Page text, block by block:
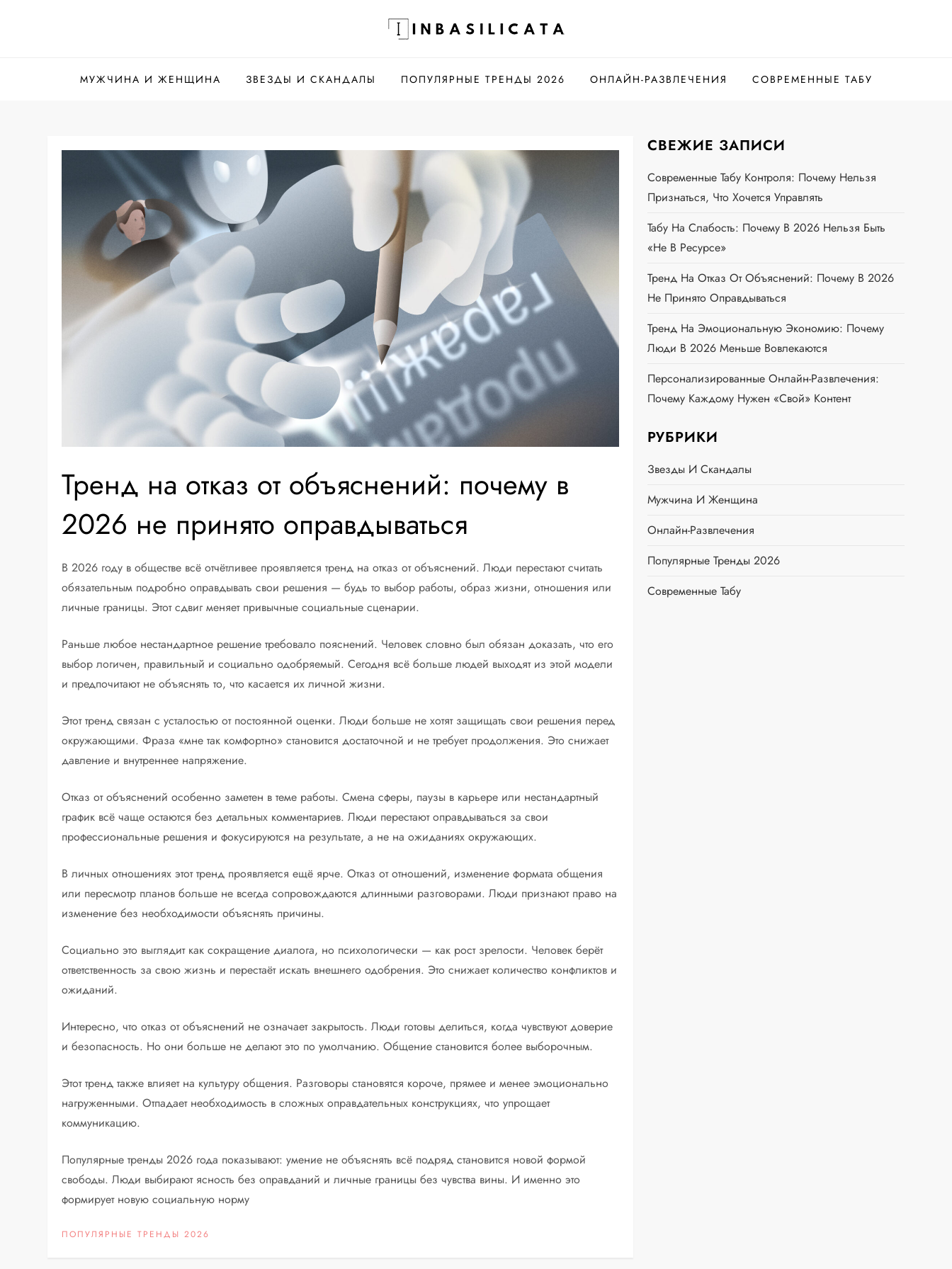
МУЖЧИНА И ЖЕНЩИНА ЗВЕЗДЫ И СКАНДАЛЫ ПОПУЛЯРНЫЕ ТРЕНДЫ 2026 ОНЛАЙН-РАЗВЛЕЧЕНИЯ СОВРЕМЕННЫЕ ТАБУ
Тренд на отказ от объяснений: почему в
2026 не принято оправдываться
В 2026 году в обществе всё отчётливее проявляется тренд на отказ от объяснений. Люди перестают считать
обязательным подробно оправдывать свои решения — будь то выбор работы, образ жизни, отношения или
личные границы. Этот сдвиг меняет привычные социальные сценарии.
Раньше любое нестандартное решение требовало пояснений. Человек словно был обязан доказать, что его
выбор логичен, правильный и социально одобряемый. Сегодня всё больше людей выходят из этой модели
и предпочитают не объяснять то, что касается их личной жизни.
Этот тренд связан с усталостью от постоянной оценки. Люди больше не хотят защищать свои решения перед
окружающими. Фраза «мне так комфортно» становится достаточной и не требует продолжения. Это снижает
давление и внутреннее напряжение.
Отказ от объяснений особенно заметен в теме работы. Смена сферы, паузы в карьере или нестандартный
график всё чаще остаются без детальных комментариев. Люди перестают оправдываться за свои
профессиональные решения и фокусируются на результате, а не на ожиданиях окружающих.
В личных отношениях этот тренд проявляется ещё ярче. Отказ от отношений, изменение формата общения
или пересмотр планов больше не всегда сопровождаются длинными разговорами. Люди признают право на
изменение без необходимости объяснять причины.
Социально это выглядит как сокращение диалога, но психологически — как рост зрелости. Человек берёт
ответственность за свою жизнь и перестаёт искать внешнего одобрения. Это снижает количество конфликтов и
ожиданий.
Интересно, что отказ от объяснений не означает закрытость. Люди готовы делиться, когда чувствуют доверие
и безопасность. Но они больше не делают это по умолчанию. Общение становится более выборочным.
Этот тренд также влияет на культуру общения. Разговоры становятся короче, прямее и менее эмоционально
нагруженными. Отпадает необходимость в сложных оправдательных конструкциях, что упрощает
коммуникацию.
Популярные тренды 2026 года показывают: умение не объяснять всё подряд становится новой формой
свободы. Люди выбирают ясность без оправданий и личные границы без чувства вины. И именно это
формирует новую социальную норму
ПОПУЛЯРНЫЕ ТРЕНДЫ 2026
СВЕЖИЕ ЗАПИСИ
Современные Табу Контроля: Почему Нельзя
Признаться, Что Хочется Управлять
Табу На Слабость: Почему В 2026 Нельзя Быть
«не В Ресурсе»
Тренд На Отказ От Объяснений: Почему В 2026
Не Принято Оправдываться
Тренд На Эмоциональную Экономию: Почему
Люди В 2026 Меньше Вовлекаются
Персонализированные Онлайн-Развлечения:
Почему Каждому Нужен «свой» Контент
РУБРИКИ
Звезды И Скандалы
Мужчина И Женщина
Онлайн-Развлечения
Популярные Тренды 2026
Современные Табу